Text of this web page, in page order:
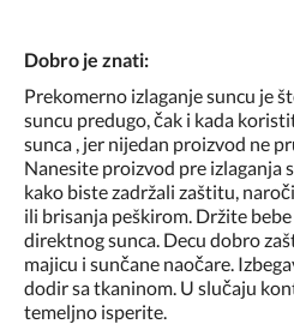
Dobro je znati:
Prekomerno izlaganje suncu je
suncu predugo, čak i kada
sunca , jer nijedan proizvod ne
Nanesite proizvod pre izlaganja
kako biste zadržali zaštitu,
ili brisanja peškirom. Držite
direktnog sunca. Decu dobro
majicu i sunčane naočare.
dodir sa tkaninom. U slučaju
temeljno isperite.